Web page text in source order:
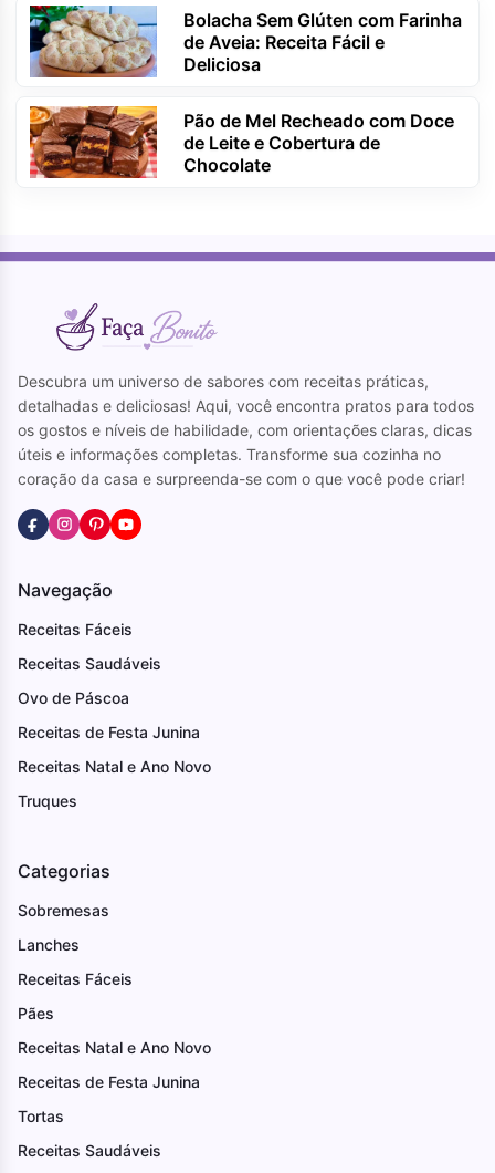
Bolacha Sem Glúten com Farinha
de Aveia: Receita Fácil e
Deliciosa
Pão de Mel Recheado com Doce
de Leite e Cobertura de
Chocolate
Descubra um universo de sabores com receitas práticas,
detalhadas e deliciosas! Aqui, você encontra pratos para todos
os gostos e níveis de habilidade, com orientações claras, dicas
úteis e informações completas. Transforme sua cozinha no
coração da casa e surpreenda-se com o que você pode criar!
Navegação
Receitas Fáceis
Receitas Saudáveis
Ovo de Páscoa
Receitas de Festa Junina
Receitas Natal e Ano Novo
Truques
Categorias
Sobremesas
Lanches
Receitas Fáceis
Pães
Receitas Natal e Ano Novo
Receitas de Festa Junina
Tortas
Receitas Saudáveis